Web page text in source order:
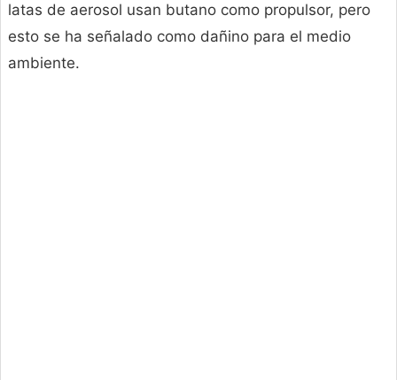
latas de aerosol usan butano como propulsor, pero
esto se ha señalado como dañino para el medio
ambiente.